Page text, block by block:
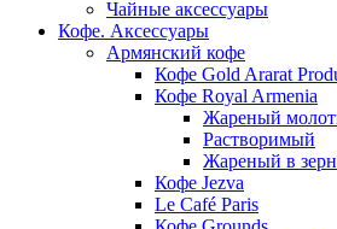
Чайные аксессуары
Кофе. Аксессуары
Армянский кофе
Кофе Gold Ararat
Кофе Royal Armenia
Жареный
Растворимый
Жареный в
Кофе Jezva
Le Café Paris